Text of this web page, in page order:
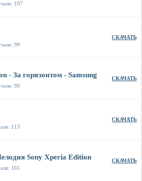
107
99
СКАЧАТЬ
- За горизонтом - Samsung
90
СКАЧАТЬ
113
СКАЧАТЬ
Sony Xperia Edition
161
СКАЧАТЬ